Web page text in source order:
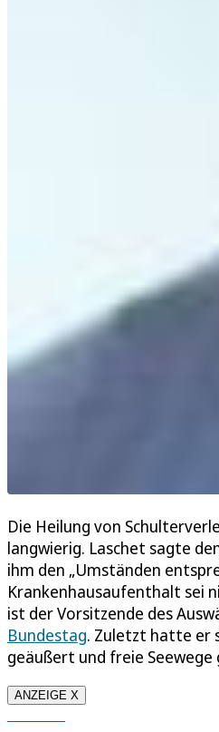
Die Heilung von
langwierig. Laschet sagte
ihm den „Umständen
Krankenhausaufenthalt sei
ist der Vorsitzende des
Bundestag. Zuletzt hatte er
geäußert und freie
ANZEIGE X